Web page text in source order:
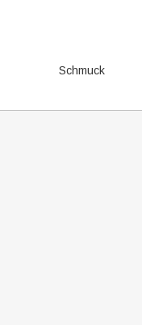
Schmuck